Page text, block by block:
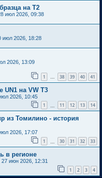
на Т2
июл 2026, 09:38
июл 2026, 18:28
2026, 13:09
1 … 38 39 40 41
UN1 на VW T3
2026, 10:45
1 11 12 13 14
из Томилино - история
2026, 17:07
1 30 31 32 33
в регионе
27 июн 2026, 12:31
1 2 3 4